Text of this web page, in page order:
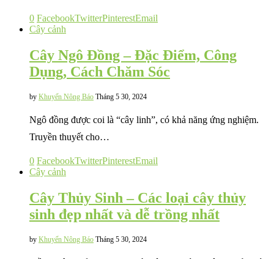
0 FacebookTwitterPinterestEmail
Cây cảnh
Cây Ngô Đồng – Đặc Điểm, Công
Dụng, Cách Chăm Sóc
by Khuyến Nông Báo Tháng 5 30, 2024
Ngô đồng được coi là “cây linh”, có khả năng ứng nghiệm.
Truyền thuyết cho…
0 FacebookTwitterPinterestEmail
Cây cảnh
Cây Thủy Sinh – Các loại cây thủy
sinh đẹp nhất và dễ trồng nhất
by Khuyến Nông Báo Tháng 5 30, 2024